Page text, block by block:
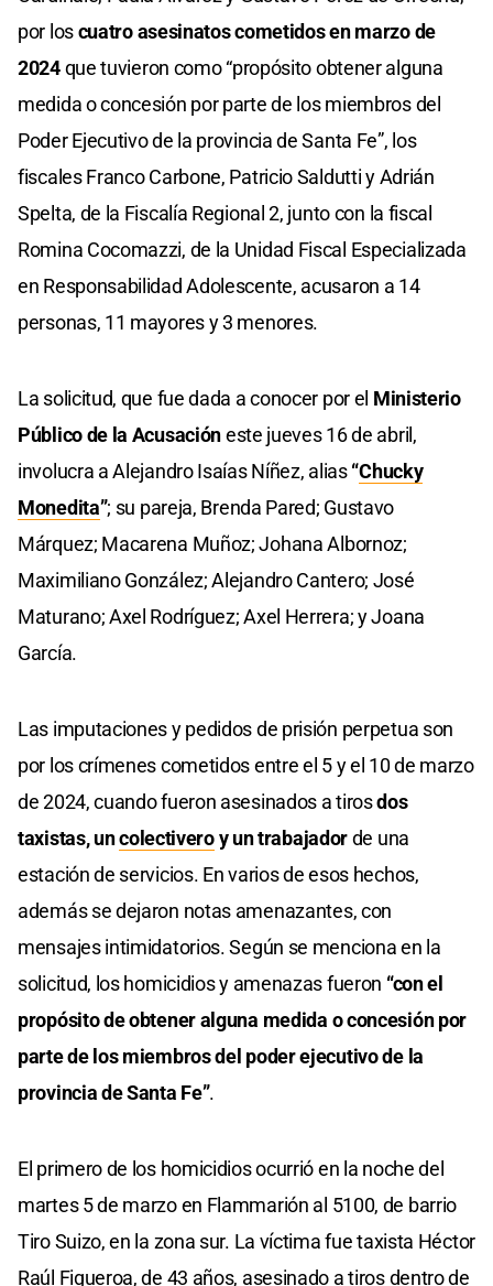
por loscuatro asesinatos cometidos en marzo de
2024que tuvieron como “propósito obtener alguna
medida o concesión por parte de los miembros del
Poder Ejecutivo de la provincia de Santa Fe”, los
fiscales Franco Carbone, Patricio Saldutti y Adrián
Spelta, de la Fiscalía Regional 2, junto con la fiscal
Romina Cocomazzi, de la Unidad Fiscal Especializada
en Responsabilidad Adolescente, acusaron a 14
personas, 11 mayores y 3 menores.
La solicitud, que fue dada a conocer por el Ministerio
Público de la Acusacióneste jueves 16 de abril,
involucra a Alejandro Isaías Níñez, alias“Chucky
Monedita”; su pareja, Brenda Pared; Gustavo
Márquez; Macarena Muñoz; Johana Albornoz;
Maximiliano González; Alejandro Cantero; José
Maturano; Axel Rodríguez; Axel Herrera; y Joana
García.
Las imputaciones y pedidos de prisión perpetua son
por los crímenes cometidos entre el 5 y el 10 de marzo
de 2024, cuando fueron asesinados a tirosdos
taxistas, uncolectiveroy un trabajadorde una
estación de servicios. En varios de esos hechos,
además se dejaron notas amenazantes, con
mensajes intimidatorios. Según se menciona en la
solicitud, los homicidios y amenazas fueron “con el
propósito de obtener alguna medida o concesión por
parte de los miembros del poder ejecutivo de la
provincia de Santa Fe”.
El primero de los homicidios ocurrió en la noche del
martes 5 de marzo en Flammarión al 5100, de barrio
Tiro Suizo, en la zona sur. La víctima fue taxista Héctor
Raúl Figueroa, de 43 años, asesinado a tiros dentro de